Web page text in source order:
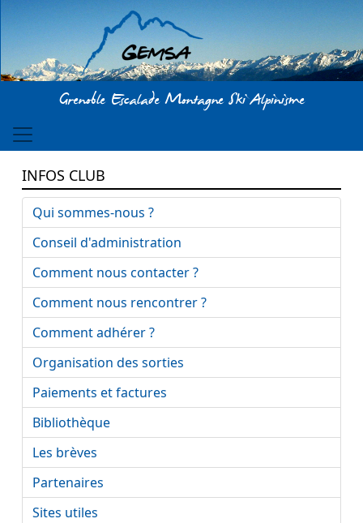
Aller au contenu principal
Grenoble Escalade Montagne Ski Alpinisme
INFOS CLUB
Qui sommes-nous ?
Conseil d'administration
Comment nous contacter ?
Comment nous rencontrer ?
Comment adhérer ?
Organisation des sorties
Paiements et factures
Bibliothèque
Les brèves
Partenaires
Sites utiles